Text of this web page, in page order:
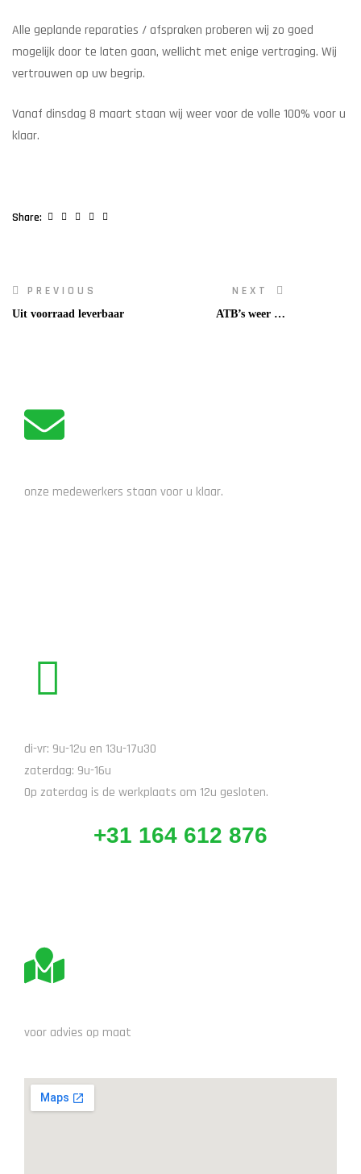
Alle geplande reparaties / afspraken proberen wij zo goed
mogelijk door te laten gaan, wellicht met enige vertraging. Wij
vertrouwen op uw begrip.
Vanaf dinsdag 8 maart staan wij weer voor de volle 100% voor u
klaar.
Share: Facebook
TwitterLinkedinGoogle+
PREVIOUS
Uit voorraad leverbaar
NEXT
ATB’s weer op
onze medewerkers staan voor u klaar.
di-vr: 9u-12u en 13u-17u30
zaterdag: 9u-16u
Op zaterdag is de werkplaats om 12u gesloten.
+31 164 612 876
voor advies op maat